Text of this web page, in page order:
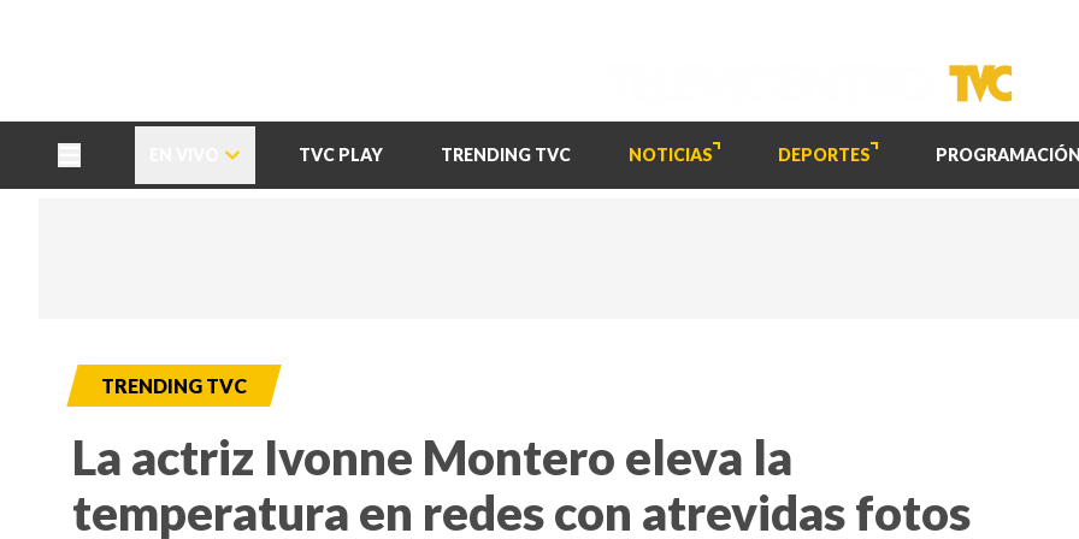
TVC PLAY TRENDING TVC NOTICIAS DEPORTES PROGRAMACIÓN
TRENDING TVC
La actriz Ivonne Montero eleva la
temperatura en redes con atrevidas fotos